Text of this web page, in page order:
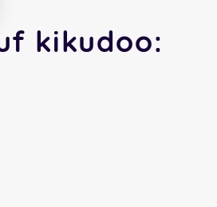
kikudoo: